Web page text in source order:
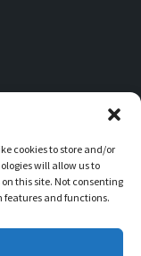
cookies to store and/or
will allow us to
this site. Not consenting
and functions.
Laufenden mit